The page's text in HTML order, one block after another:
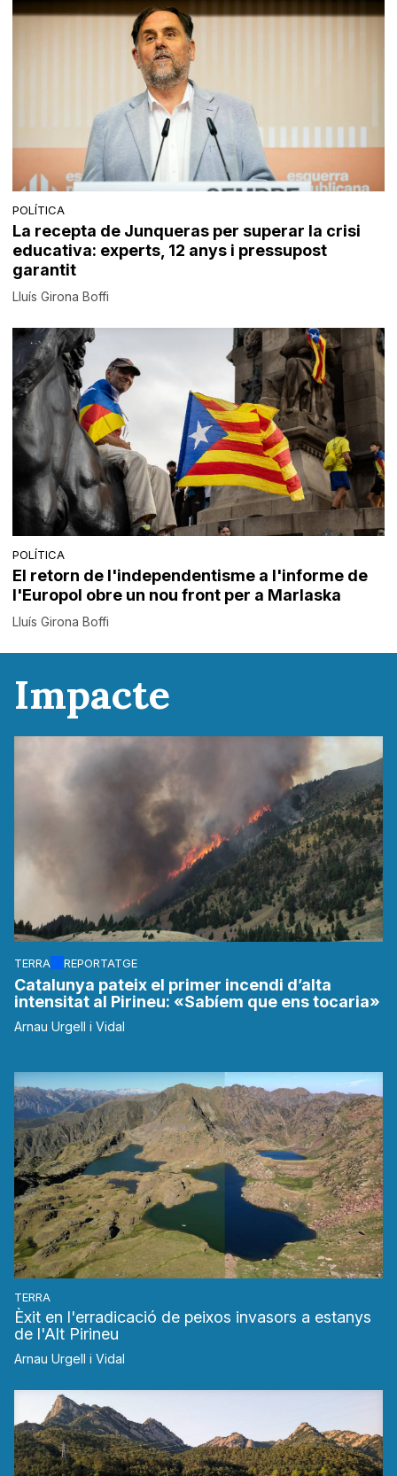
POLÍTICA
La recepta de Junqueras per superar la crisi
educativa: experts, 12 anys i pressupost
garantit
Lluís Girona Boffi
POLÍTICA
El retorn de l'independentisme a l'informe de
l'Europol obre un nou front per a Marlaska
Lluís Girona Boffi
Impacte
TERRA REPORTATGE
Catalunya pateix el primer incendi d’alta
intensitat al Pirineu: «Sabíem que ens tocaria»
Arnau Urgell i Vidal
TERRA
Èxit en l'erradicació de peixos invasors a estanys
de l'Alt Pirineu
Arnau Urgell i Vidal